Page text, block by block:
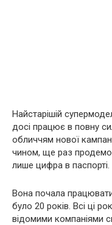
Найстарішій
досі працює в повну
обличчям нової
чином, ще раз
лише цифра в паспорті.
Вона почала
було 20 років. Всі ці
відомими компаніями